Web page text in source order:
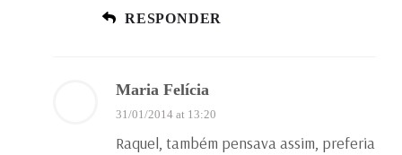
RESPONDER
Maria Felícia
31/01/2014 at 13:20
Raquel, também pensava assim, preferia